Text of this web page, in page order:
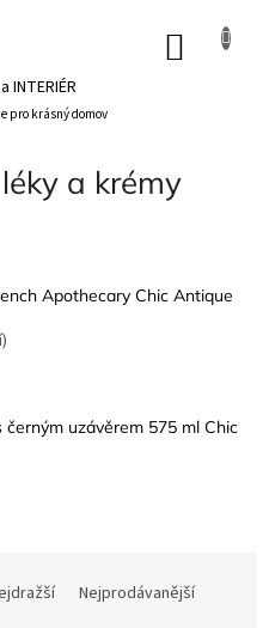
INTERIÉR
pro krásný domov
a krémy
Apothecary Chic Antique
černým uzávěrem 575 ml Chic
Nejprodávanější